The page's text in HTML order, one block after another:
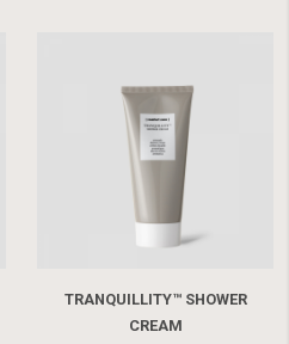
TRANQUILLITY™ SHOWER
CREAM